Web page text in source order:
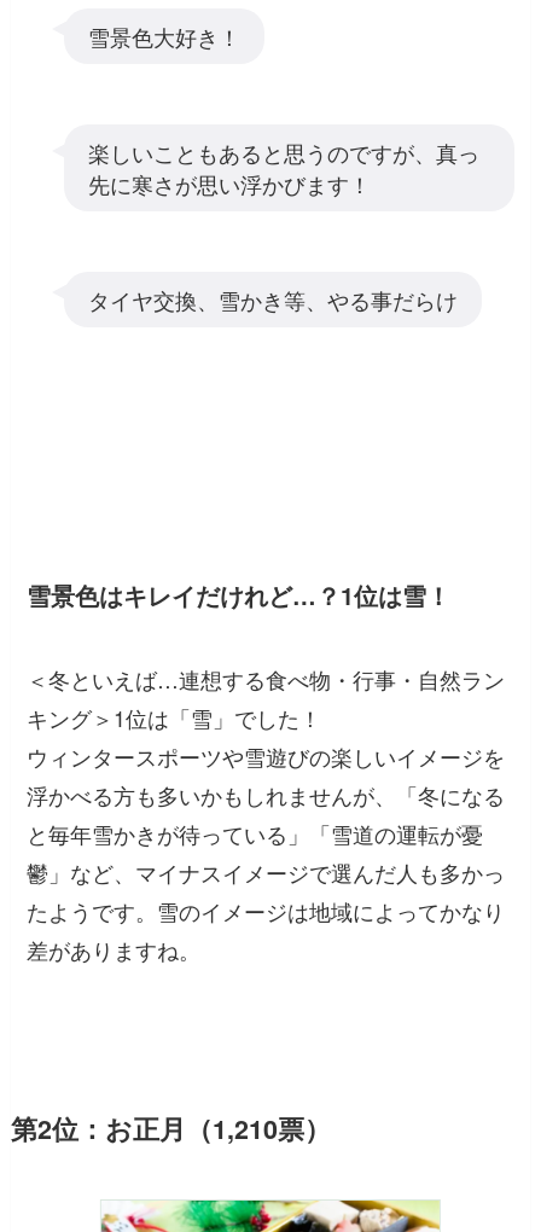
雪景色大好き！
楽しいこともあると思うのですが、真っ
先に寒さが思い浮かびます！
タイヤ交換、雪かき等、やる事だらけ
雪景色はキレイだけれど…？1位は雪！
＜冬といえば…連想する食べ物・行事・自然ラン
キング＞1位は「雪」でした！
ウィンタースポーツや雪遊びの楽しいイメージを
浮かべる方も多いかもしれませんが、「冬になる
と毎年雪かきが待っている」「雪道の運転が憂
鬱」など、マイナスイメージで選んだ人も多かっ
たようです。雪のイメージは地域によってかなり
差がありますね。
第2位：お正月（1,210票）